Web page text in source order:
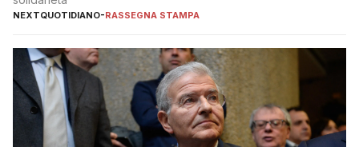
NEXTQUOTIDIANO-RASSEGNA STAMPA